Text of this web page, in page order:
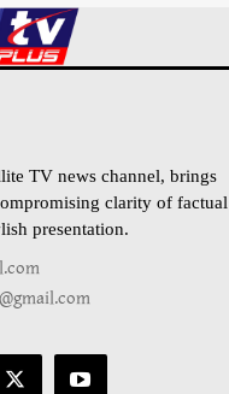
TV news channel, brings
clarity of factual
presentation.